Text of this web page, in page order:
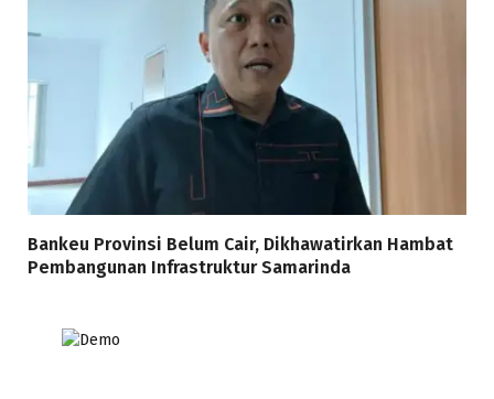
Bankeu Provinsi Belum Cair, Dikhawatirkan Hambat
Pembangunan Infrastruktur Samarinda